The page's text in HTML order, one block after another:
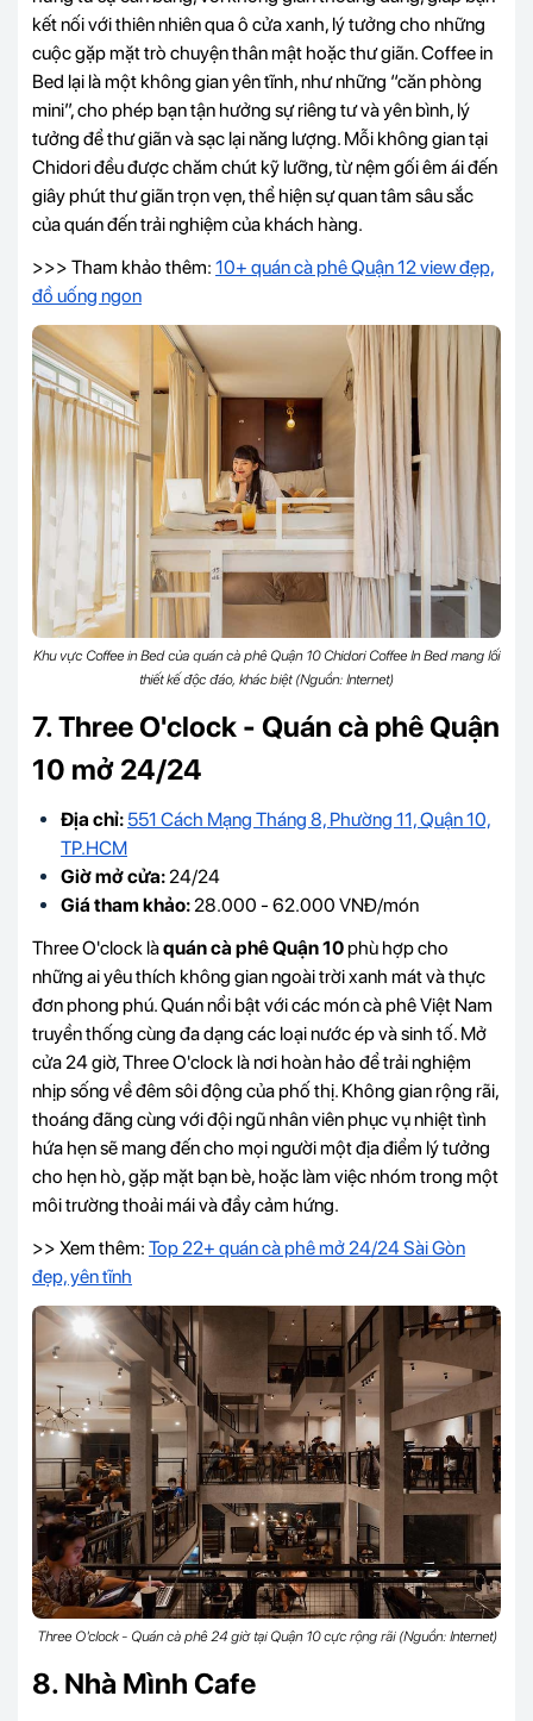
kết nối với thiên nhiên qua ô cửa xanh, lý tưởng cho những
cuộc gặp mặt trò chuyện thân mật hoặc thư giãn. Coffee in
Bed lại là một không gian yên tĩnh, như những “căn phòng
mini”, cho phép bạn tận hưởng sự riêng tư và yên bình, lý
tưởng để thư giãn và sạc lại năng lượng. Mỗi không gian tại
Chidori đều được chăm chút kỹ lưỡng, từ nệm gối êm ái đến
giây phút thư giãn trọn vẹn, thể hiện sự quan tâm sâu sắc
của quán đến trải nghiệm của khách hàng.
>>> Tham khảo thêm: 10+ quán cà phê Quận 12 view đẹp,
đồ uống ngon
Khu vực Coffee in Bed của quán cà phê Quận 10 Chidori Coffee In Bed mang lối
thiết kế độc đáo, khác biệt (Nguồn: Internet)
7. Three O'clock - Quán cà phê Quận
10 mở 24/24
Địa chỉ: 551 Cách Mạng Tháng 8, Phường 11, Quận 10,
TP.HCM
Giờ mở cửa: 24/24
Giá tham khảo: 28.000 - 62.000 VNĐ/món
Three O'clock làquán cà phê Quận 10phù hợp cho
những ai yêu thích không gian ngoài trời xanh mát và thực
đơn phong phú. Quán nổi bật với các món cà phê Việt Nam
truyền thống cùng đa dạng các loại nước ép và sinh tố. Mở
cửa 24 giờ, Three O'clock là nơi hoàn hảo để trải nghiệm
nhịp sống về đêm sôi động của phố thị. Không gian rộng rãi,
thoáng đãng cùng với đội ngũ nhân viên phục vụ nhiệt tình
hứa hẹn sẽ mang đến cho mọi người một địa điểm lý tưởng
cho hẹn hò, gặp mặt bạn bè, hoặc làm việc nhóm trong một
môi trường thoải mái và đầy cảm hứng.
>> Xem thêm: Top 22+ quán cà phê mở 24/24 Sài Gòn
đẹp, yên tĩnh
Three O'clock - Quán cà phê 24 giờ tại Quận 10 cực rộng rãi (Nguồn: Internet)
8. Nhà Mình Cafe